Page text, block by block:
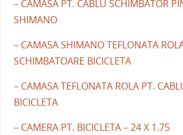
– CAMASA PT. CABLU SCHIMBATOR
SHIMANO
– CAMASA SHIMANO TEFLONATA
SCHIMBATOARE BICICLETA
– CAMASA TEFLONATA ROLA PT.
BICICLETA
– CAMERA PT. BICICLETA – 24 X 1.75